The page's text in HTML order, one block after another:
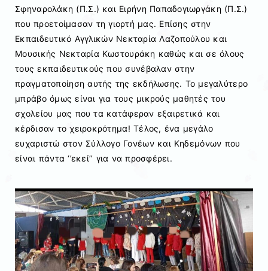
Σφηναρολάκη (Π.Σ.) και Ειρήνη Παπαδογιωργάκη (Π.Σ.)
που προετοίμασαν τη γιορτή μας. Επίσης στην
Εκπαιδευτικό Αγγλικών Νεκταρία Λαζοπούλου και
Μουσικής Νεκταρία Κωστουράκη καθώς και σε όλους
τους εκπαιδευτικούς που συνέβαλαν στην
πραγματοποίηση αυτής της εκδήλωσης. Το μεγαλύτερο
μπράβο όμως είναι για τους μικρούς μαθητές του
σχολείου μας που τα κατάφεραν εξαιρετικά και
κέρδισαν το χειροκρότημα! Τέλος, ένα μεγάλο
ευχαριστώ στον Σύλλογο Γονέων και Κηδεμόνων που
είναι πάντα ‘’εκεί’’ για να προσφέρει.